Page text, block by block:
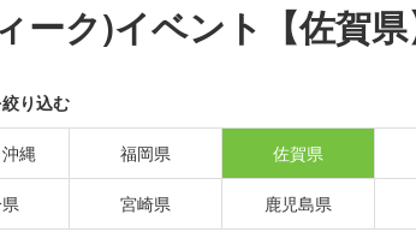
ーク)イベント【佐賀県
り込む
縄 福岡県 佐賀県
宮崎県 鹿児島県